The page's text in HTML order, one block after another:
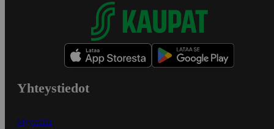
Yhteystiedot
Myymälät